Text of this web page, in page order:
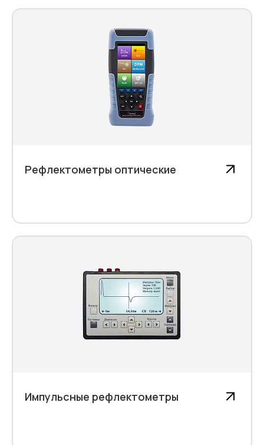
Рефлектометры оптические
Импульсные рефлектометры